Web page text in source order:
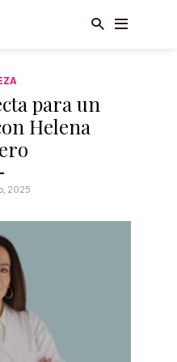
para un
Helena
2025